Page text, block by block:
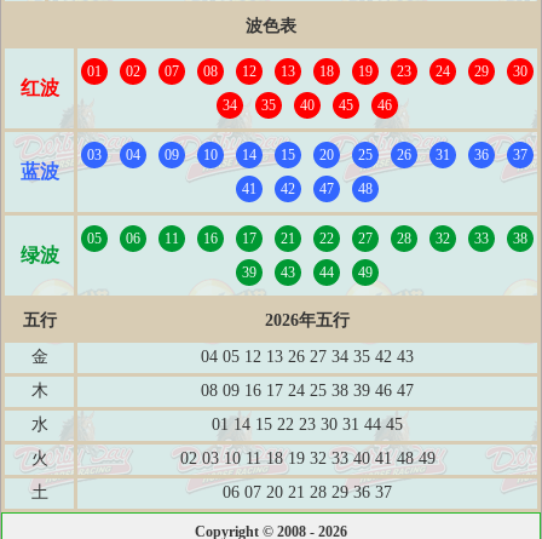
波色表
红波
01 02 07 08 12 13 18 19 23 24 29
30
34
35 40 45 46
蓝波
03 04 09 10 14 15 20 25 26 31 36
37
41
42 47 48
绿波
05 06 11 16 17 21 22 27 28 32 33
38
39
43 44 49
五行
2026年五行
金
04 05 12 13 26 27 34 35 42 43
木
08 09 16 17 24 25 38 39 46 47
水
01 14 15 22 23 30 31 44 45
火
02 03 10 11 18 19 32 33 40 41 48 49
土
06 07 20 21 28 29 36 37
Copyright © 2008 - 2026